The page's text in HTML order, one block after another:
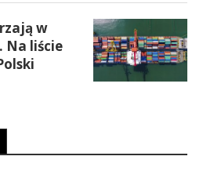
w
Na liście